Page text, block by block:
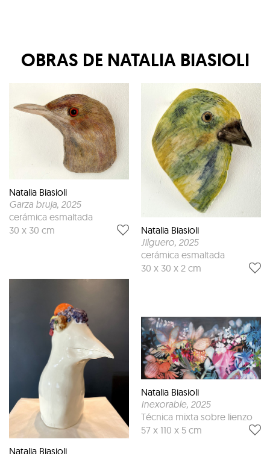
OBRAS DE NATALIA BIASIOLI
Natalia Biasioli
Garza bruja, 2025
cerámica esmaltada
30 x 30 cm
Natalia Biasioli
Natalia Biasioli
Jilguero, 2025
cerámica esmaltada
30 x 30 x 2 cm
Natalia Biasioli
Inexorable, 2025
Técnica mixta sobre lienzo
57 x 110 x 5 cm